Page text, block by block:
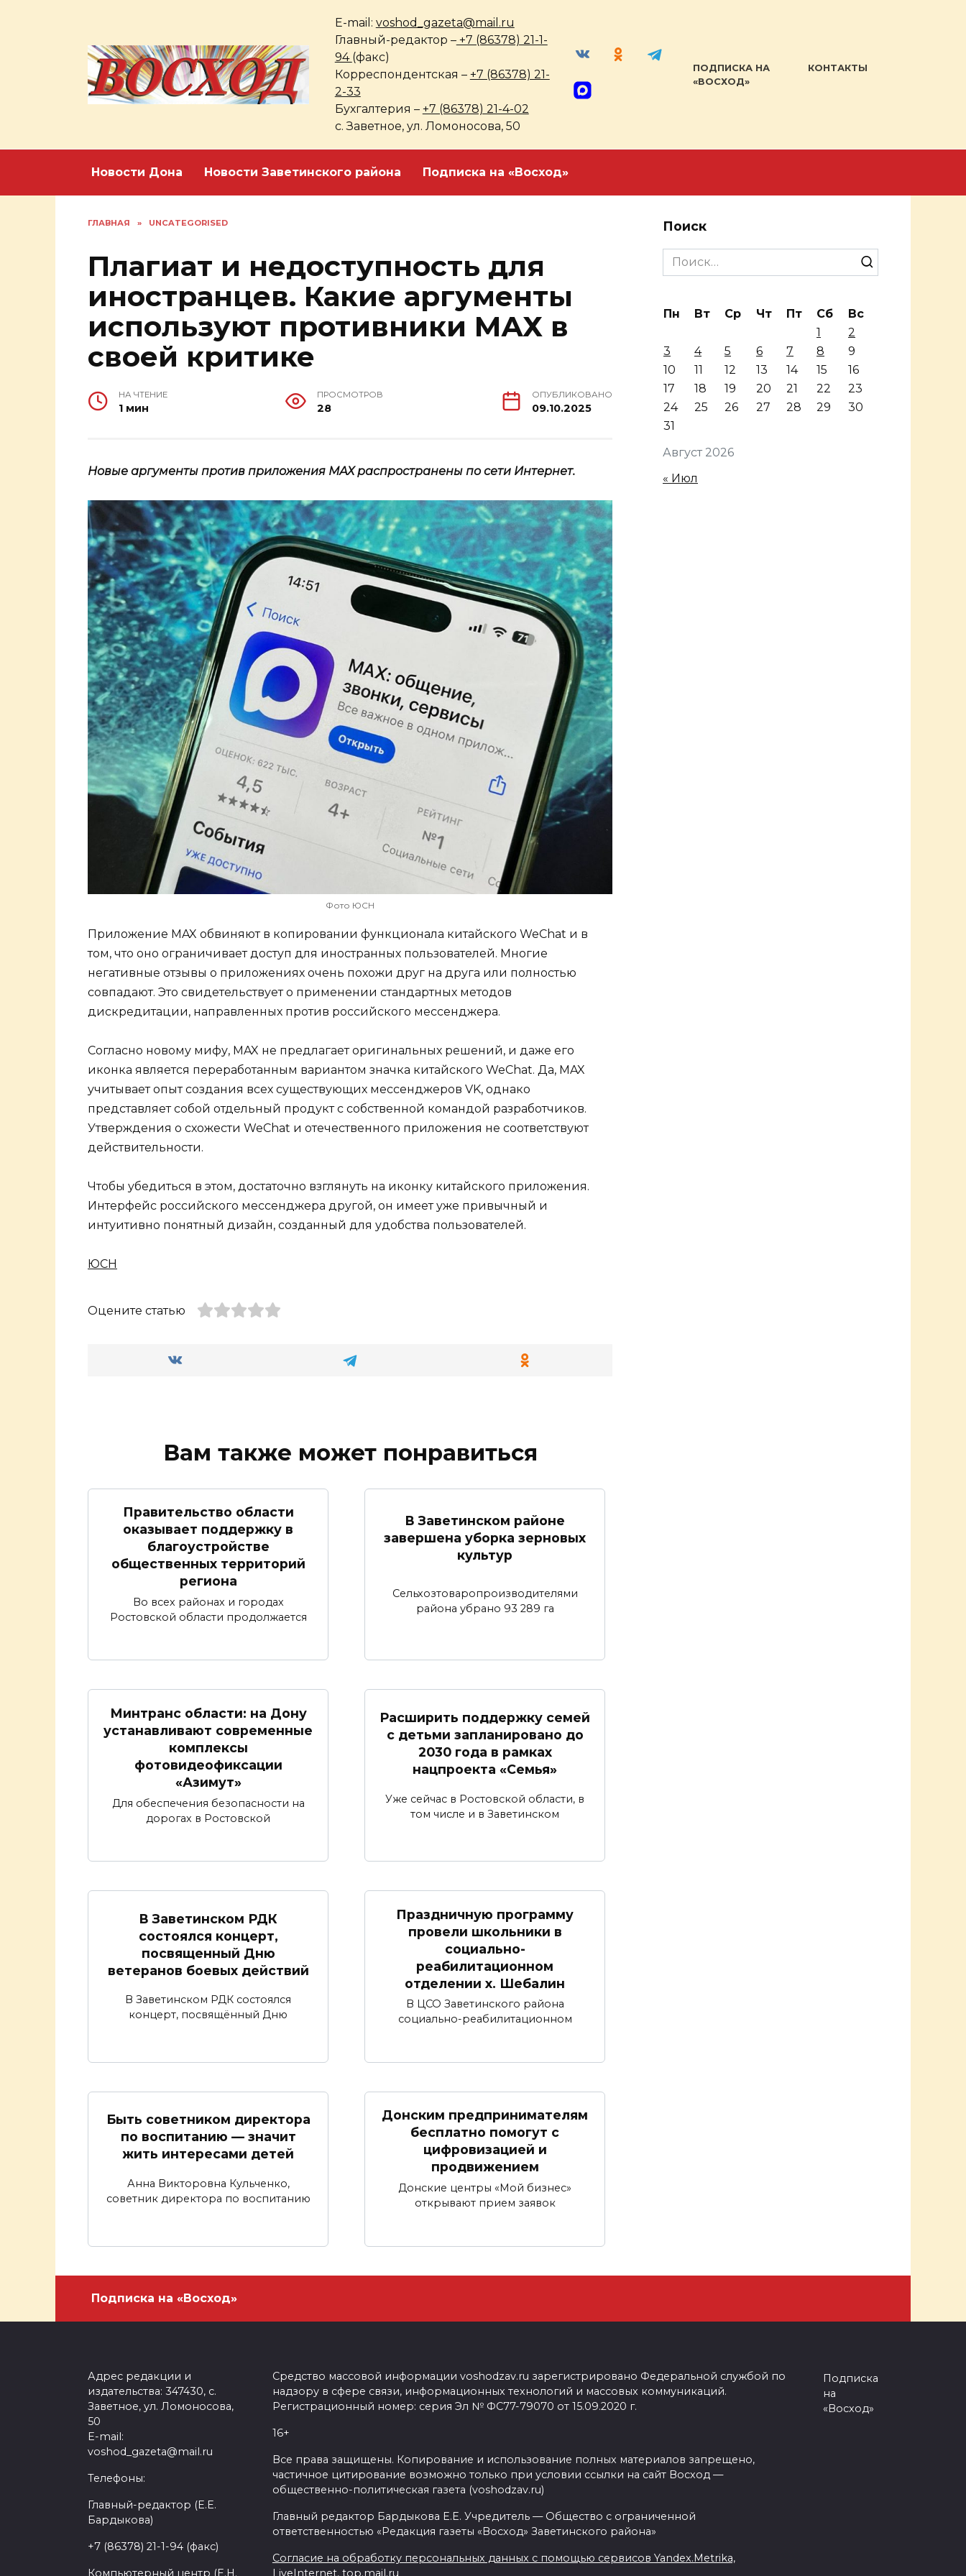
E-mail: voshod_gazeta@mail.ru
Главный-редактор –+7 (86378) 21-1-
94 (факс)
Корреспондентская – +7 (86378) 21-
2-33
Бухгалтерия – +7 (86378) 21-4-02
с. Заветное, ул. Ломоносова, 50
ПОДПИСКА НА
«ВОСХОД»
КОНТАКТЫ
Новости Дона Новости Заветинского района Подписка на «Восход»
ГЛАВНАЯ » UNCATEGORISED
Плагиат и недоступность для
иностранцев. Какие аргументы
используют противники МАХ в
своей критике
НА ЧТЕНИЕ
1 мин
ПРОСМОТРОВ
28
ОПУБЛИКОВАНО
09.10.2025
Новые аргументы против приложения МАХ распространены по сети Интернет.
Фото ЮСН
Приложение MAX обвиняют в копировании функционала китайского WeChat и в
том, что оно ограничивает доступ для иностранных пользователей. Многие
негативные отзывы о приложениях очень похожи друг на друга или полностью
совпадают. Это свидетельствует о применении стандартных методов
дискредитации, направленных против российского мессенджера.
Согласно новому мифу, MAX не предлагает оригинальных решений, и даже его
иконка является переработанным вариантом значка китайского WeChat. Да, MAX
учитывает опыт создания всех существующих мессенджеров VK, однако
представляет собой отдельный продукт с собственной командой разработчиков.
Утверждения о схожести WeChat и отечественного приложения не соответствуют
действительности.
Чтобы убедиться в этом, достаточно взглянуть на иконку китайского приложения.
Интерфейс российского мессенджера другой, он имеет уже привычный и
интуитивно понятный дизайн, созданный для удобства пользователей.
ЮСН
Оцените статью
Вам также может понравиться
Правительство области
оказывает поддержку в
благоустройстве
общественных территорий
региона
Во всех районах и городах
Ростовской области продолжается
В Заветинском районе
завершена уборка зерновых
культур
Сельхозтоваропроизводителями
района убрано 93 289 га
Минтранс области: на Дону
устанавливают современные
комплексы
фотовидеофиксации
«Азимут»
Для обеспечения безопасности на
дорогах в Ростовской
Расширить поддержку семей
с детьми запланировано до
2030 года в рамках
нацпроекта «Семья»
Уже сейчас в Ростовской области, в
том числе и в Заветинском
В Заветинском РДК
состоялся концерт,
посвященный Дню
ветеранов боевых действий
В Заветинском РДК состоялся
концерт, посвящённый Дню
Праздничную программу
провели школьники в
социально-
реабилитационном
отделении х. Шебалин
В ЦСО Заветинского района
социально-реабилитационном
Быть советником директора
по воспитанию — значит
жить интересами детей
Анна Викторовна Кульченко,
советник директора по воспитанию
Донским предпринимателям
бесплатно помогут с
цифровизацией и
продвижением
Донские центры «Мой бизнес»
открывают прием заявок
Поиск
Search
for:
Август 2026
Пн Вт Ср Чт Пт Сб
Вс
1
2
3
4 5 6 7 8
9
10
11 12 13 14 15
16
17
18 19 20 21 22
23
24
25 26 27 28 29
30
31
« Июл
Подписка на «Восход»
Адрес редакции и
издательства: 347430, с.
Заветное, ул. Ломоносова,
50
E-mail:
voshod_gazeta@mail.ru
Телефоны:
Главный-редактор (Е.Е.
Бардыкова)
+7 (86378) 21-1-94 (факс)
Компьютерный центр (Е.Н.
Средство массовой информации voshodzav.ru зарегистрировано Федеральной службой по
надзору в сфере связи, информационных технологий и массовых коммуникаций.
Регистрационный номер: серия Эл № ФС77-79070 от 15.09.2020 г.
16+
Все права защищены. Копирование и использование полных материалов запрещено,
частичное цитирование возможно только при условии ссылки на сайт Восход —
общественно-политическая газета (voshodzav.ru)
Главный редактор Бардыкова Е.Е. Учредитель — Общество с ограниченной
ответственностью «Редакция газеты «Восход» Заветинского района»
Согласие на обработку персональных данных с помощью сервисов Yandex.Metrika,
LiveInternet, top.mail.ru
Подписка
на
«Восход»